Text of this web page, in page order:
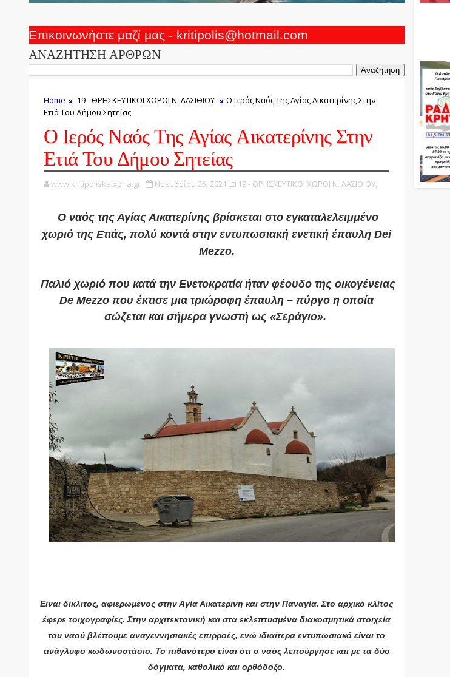
Επικοινωνήστε μαζί μας - kritipolis@hotmail.com
ΑΝΑΖΗΤΗΣΗ ΑΡΘΡΩΝ
Home 19 - ΘΡΗΣΚΕΥΤΙΚΟΙ ΧΩΡΟΙ Ν. ΛΑΣΙΘΙΟΥ
Ο Ιερός Ναός Της Αγίας Αικατερίνης Στην
Ετιά Του Δήμου Σητείας
Ο Ιερός Ναός Της Αγίας Αικατερίνης Στην
Ετιά Του Δήμου Σητείας
www.kritipoliskaixoria.gr Νοεμβρίου 25, 2021 19 - ΘΡΗΣΚΕΥΤΙΚΟΙ ΧΩΡΟΙ Ν. ΛΑΣΙΘΙΟΥ,
Ο ναός της Αγίας Αικατερίνης βρίσκεται στο εγκαταλελειμμένο
χωριό της Ετιάς, πολύ κοντά στην εντυπωσιακή ενετική έπαυλη Dei
Mezzo.
Παλιό χωριό που κατά την Ενετοκρατία ήταν φέουδο της οικογένειας
De Mezzo που έκτισε μια τριώροφη έπαυλη – πύργο η οποία
σώζεται και σήμερα γνωστή ως «Σεράγιο».
Είναι δίκλιτος, αφιερωμένος στην Αγία Αικατερίνη και στην Παναγία. Στο αρχικό κλίτος
έφερε τοιχογραφίες. Στην αρχιτεκτονική και στα εκλεπτυσμένα διακοσμητικά στοιχεία
του ναού βλέπουμε αναγεννησιακές επιρροές, ενώ ιδιαίτερα εντυπωσιακό είναι το
ανάγλυφο κωδωνοστάσιο. Το πιθανότερο είναι ότι ο ναός λειτούργησε και με τα δύο
δόγματα, καθολικό και ορθόδοξο.